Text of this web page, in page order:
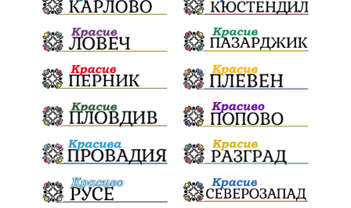
ПартияВеличие ЕкатеринаДафовска Тракия
ПТП Сливен КварталРечица Данъци
ПътнаИнфраструктура Асфалт
БрашноСтоименов ИстинскиХляб
БългарскоКачество Запис
ПолитическоЗадкулисие Микродрон